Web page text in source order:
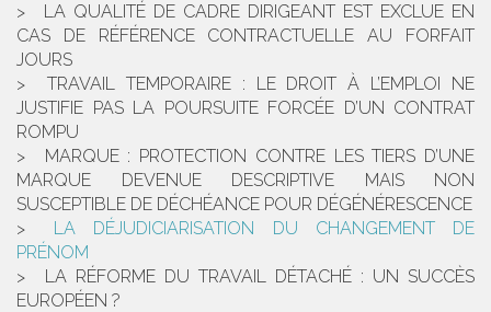
LA QUALITÉ DE CADRE DIRIGEANT EST EXCLUE EN
CAS DE RÉFÉRENCE CONTRACTUELLE AU FORFAIT
JOURS
TRAVAIL TEMPORAIRE : LE DROIT À L’EMPLOI NE
JUSTIFIE PAS LA POURSUITE FORCÉE D’UN CONTRAT
ROMPU
MARQUE : PROTECTION CONTRE LES TIERS D’UNE
MARQUE DEVENUE DESCRIPTIVE MAIS NON
SUSCEPTIBLE DE DÉCHÉANCE POUR DÉGÉNÉRESCENCE
LA DÉJUDICIARISATION DU CHANGEMENT DE
PRÉNOM
LA RÉFORME DU TRAVAIL DÉTACHÉ : UN SUCCÈS
EUROPÉEN ?